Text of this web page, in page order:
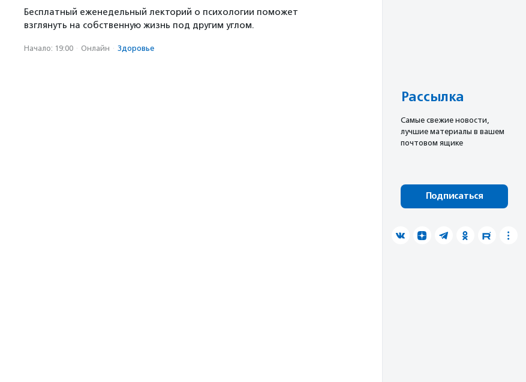
Бесплатный еженедельный лекторий о психологии поможет
взглянуть на собственную жизнь под другим углом.
Начало: 19:00 · Онлайн · Здоровье
Рассылка
Cамые свежие новости,
лучшие материалы в вашем
почтовом ящике
Подписаться